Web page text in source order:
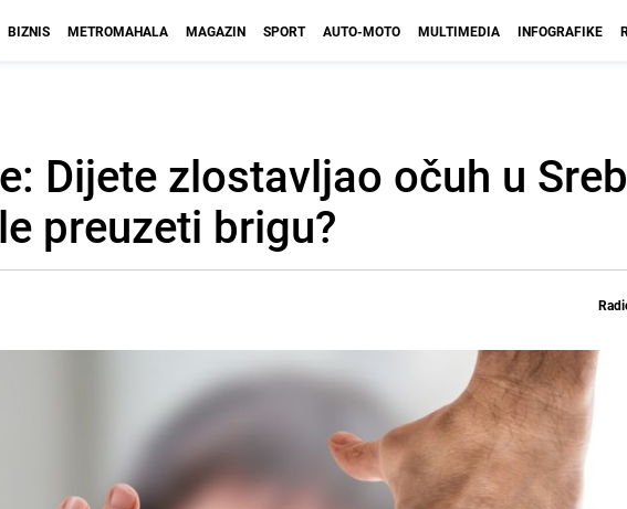
BIZNIS METROMAHALA MAGAZIN SPORT AUTO-MOTO MULTIMEDIA INFOGRAFIKE
Dijete zlostavljao očuh u
preuzeti brigu?